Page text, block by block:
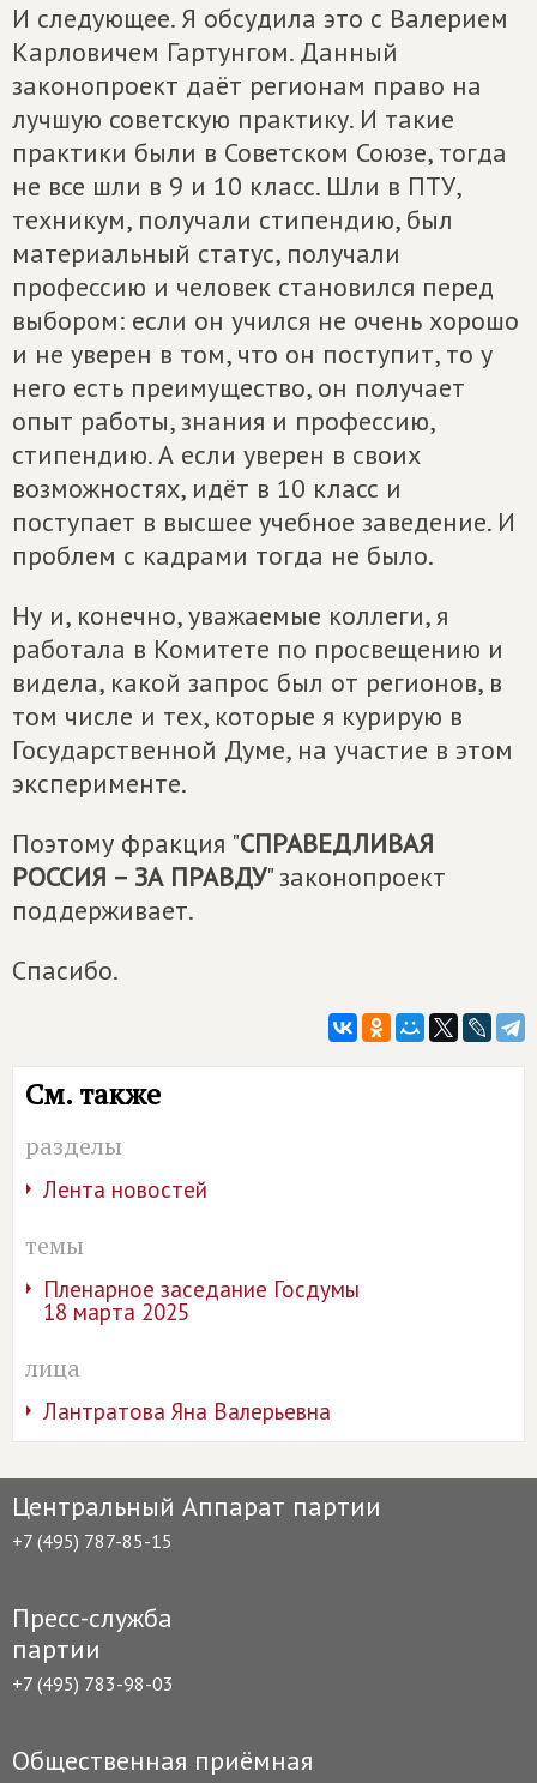
И следующее. Я обсудила это с Валерием
Карловичем Гартунгом. Данный
законопроект даёт регионам право на
лучшую советскую практику. И такие
практики были в Советском Союзе, тогда
не все шли в 9 и 10 класс. Шли в ПТУ,
техникум, получали стипендию, был
материальный статус, получали
профессию и человек становился перед
выбором: если он учился не очень хорошо
и не уверен в том, что он поступит, то у
него есть преимущество, он получает
опыт работы, знания и профессию,
стипендию. А если уверен в своих
возможностях, идёт в 10 класс и
поступает в высшее учебное заведение. И
проблем с кадрами тогда не было.
Ну и, конечно, уважаемые коллеги, я
работала в Комитете по просвещению и
видела, какой запрос был от регионов, в
том числе и тех, которые я курирую в
Государственной Думе, на участие в этом
эксперименте.
Поэтому фракция "СПРАВЕДЛИВАЯ
РОССИЯ – ЗА ПРАВДУ" законопроект
поддерживает.
Спасибо.
См. также
разделы
Лента новостей
темы
Пленарное заседание Госдумы
18 марта 2025
лица
Лантратова Яна Валерьевна
Центральный Аппарат партии
+7 (495) 787-85-15
Пресс-служба
партии
+7 (495) 783-98-03
Общественная приёмная